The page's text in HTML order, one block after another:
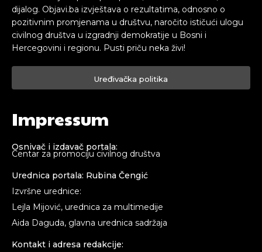
dijalog. Objavi.ba izvještava o rezultatima, odnosno o
pozitivnim promjenama u društvu, naročito ističući ulogu
civilnog društva u izgradnji demokratije u Bosni i
Hercegovini i regionu. Pusti priču neka živi!
Uređivačka politika
Impressum
Osnivač i izdavač portala:
Centar za promociju civilnog društva
Urednica portala: Rubina Čengić
Izvršne urednice:
Lejla Mijović, urednica za multimedije
Aida Daguda, glavna urednica sadržaja
Kontakt i adresa redakcije: